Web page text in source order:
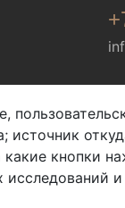
кнопки
исследований